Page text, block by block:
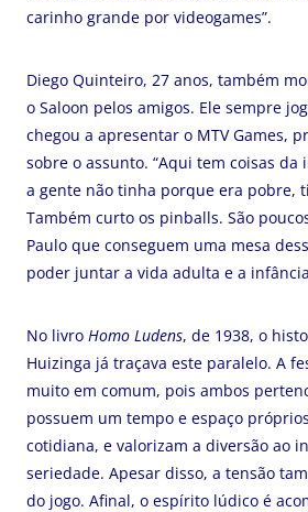
carinho grande por videogames”.
Diego Quinteiro, 27 anos, também
o Saloon pelos amigos. Ele sempre
chegou a apresentar o MTV Games,
sobre o assunto. “Aqui tem coisas da
a gente não tinha porque era pobre,
Também curto os pinballs. São
Paulo que conseguem uma mesa
poder juntar a vida adulta e a
No livro Homo Ludens, de 1938, o
Huizinga já traçava este paralelo. A
muito em comum, pois ambos
possuem um tempo e espaço
cotidiana, e valorizam a diversão ao
seriedade. Apesar disso, a tensão
do jogo. Afinal, o espírito lúdico é